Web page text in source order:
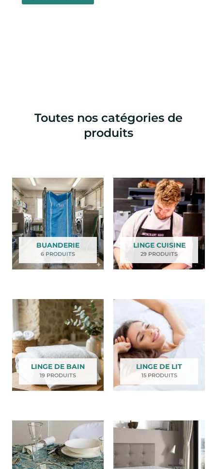
du
Toutes nos catégories de
produits
BUANDERIE
6 PRODUITS
LINGE CUISINE
29 PRODUITS
LINGE DE BAIN
19 PRODUITS
LINGE DE LIT
15 PRODUITS